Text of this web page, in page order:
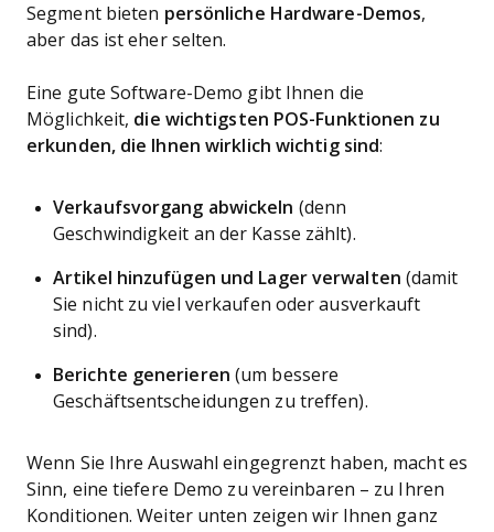
Segment bieten persönliche Hardware-Demos,
aber das ist eher selten.
Eine gute Software-Demo gibt Ihnen die
Möglichkeit, die wichtigsten POS-Funktionen zu
erkunden, die Ihnen wirklich wichtig sind:
Verkaufsvorgang abwickeln (denn
Geschwindigkeit an der Kasse zählt).
Artikel hinzufügen und Lager verwalten (damit
Sie nicht zu viel verkaufen oder ausverkauft
sind).
Berichte generieren (um bessere
Geschäftsentscheidungen zu treffen).
Wenn Sie Ihre Auswahl eingegrenzt haben, macht es
Sinn, eine tiefere Demo zu vereinbaren – zu Ihren
Konditionen. Weiter unten zeigen wir Ihnen ganz